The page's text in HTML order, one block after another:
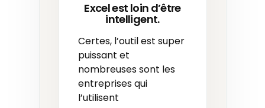
Excel est loin d’être
intelligent.
Certes, l’outil est super
puissant et
nombreuses sont les
entreprises qui
l’utilisent